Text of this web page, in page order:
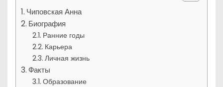
Чиповская Анна
Биография
Ранние годы
Карьера
Личная жизнь
Факты
Образование